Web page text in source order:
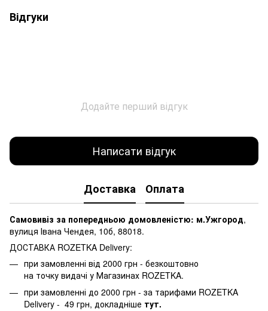
Відгуки
Додайте перший відгук
Написати відгук
Доставка Оплата
Самовивіз за попередньою домовленістю: м.Ужгород,
вулиця Івана Чендея, 10б, 88018.
ДОСТАВКА ROZETKA Delivery:
при замовленні від 2000 грн - безкоштовно
на точку видачі у Магазинах ROZETKA.
при замовленні до 2000 грн - за тарифами ROZETKA
Delivery - 49 грн, докладніше тут.